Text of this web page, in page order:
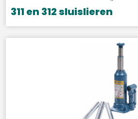
311 en 312 sluislieren
Dit
product